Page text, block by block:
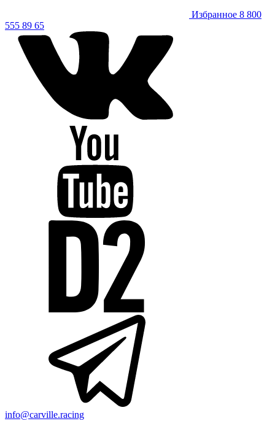
Избранное 8 800
555 89 65
info@carville.racing